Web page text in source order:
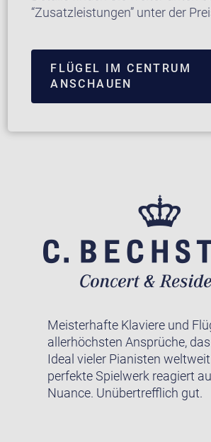
“Zusatzleistungen” unter der
FLÜGEL IM CENTRUM
ANSCHAUEN
Meisterhafte Klaviere und
allerhöchsten Ansprüche,
Ideal vieler Pianisten
perfekte Spielwerk reagiert
Nuance. Unübertrefflich gut.